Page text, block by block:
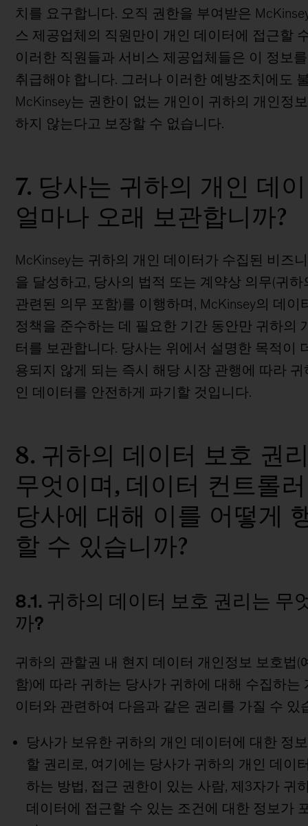
치를 요구합니다. 오직 권한을 부여받은
스 제공업체의 직원만이 개인 데이터에 접근할
이러한 직원들과 서비스 제공업체들은 이 정보
취급해야 합니다. 그러나 이러한 예방조치에도
McKinsey는 권한이 없는 개인이 귀하의 개인정
하지 않는다고 보장할 수 없습니다.
7. 당사는 귀하의 개인 데
얼마나 오래 보관합니까?
McKinsey는 귀하의 개인 데이터가 수집된 비즈
을 달성하고, 당사의 법적 또는 계약상 의무(귀하
관련된 의무 포함)를 이행하며, McKinsey의 데이
정책을 준수하는 데 필요한 기간 동안만 귀하의
터를 보관합니다. 당사는 위에서 설명한 목적이
용되지 않게 되는 즉시 해당 시장 관행에 따라 귀
인 데이터를 안전하게 파기할 것입니다.
8. 귀하의 데이터 보호 권
무엇이며, 데이터 컨트롤
당사에 대해 이를 어떻게
할 수 있습니까?
8.1. 귀하의 데이터 보호 권리는 무
까?
귀하의 관할권 내 현지 데이터 개인정보 보호법(
함)에 따라 귀하는 당사가 귀하에 대해 수집하는
이터와 관련하여 다음과 같은 권리를 가질 수 있
당사가 보유한 귀하의 개인 데이터에 대한 정
할 권리로, 여기에는 당사가 귀하의 개인 데이
하는 방법, 접근 권한이 있는 사람, 제3자가 귀
데이터에 접근할 수 있는 조건에 대한 정보가